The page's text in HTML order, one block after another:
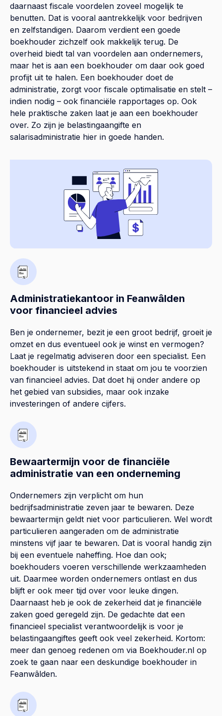
daarnaast fiscale voordelen zoveel mogelijk te
benutten. Dat is vooral aantrekkelijk voor bedrijven
en zelfstandigen. Daarom verdient een goede
boekhouder zichzelf ook makkelijk terug. De
overheid biedt tal van voordelen aan ondernemers,
maar het is aan een boekhouder om daar ook goed
profijt uit te halen. Een boekhouder doet de
administratie, zorgt voor fiscale optimalisatie en stelt –
indien nodig – ook financiële rapportages op. Ook
hele praktische zaken laat je aan een boekhouder
over. Zo zijn je belastingaangifte en
salarisadministratie hier in goede handen.
Administratiekantoor in Feanwâlden
voor financieel advies
Ben je ondernemer, bezit je een groot bedrijf, groeit je
omzet en dus eventueel ook je winst en vermogen?
Laat je regelmatig adviseren door een specialist. Een
boekhouder is uitstekend in staat om jou te voorzien
van financieel advies. Dat doet hij onder andere op
het gebied van subsidies, maar ook inzake
investeringen of andere cijfers.
Bewaartermijn voor de financiële
administratie van een onderneming
Ondernemers zijn verplicht om hun
bedrijfsadministratie zeven jaar te bewaren. Deze
bewaartermijn geldt niet voor particulieren. Wel wordt
particulieren aangeraden om de administratie
minstens vijf jaar te bewaren. Dat is vooral handig zijn
bij een eventuele naheffing. Hoe dan ook;
boekhouders voeren verschillende werkzaamheden
uit. Daarmee worden ondernemers ontlast en dus
blijft er ook meer tijd over voor leuke dingen.
Daarnaast heb je ook de zekerheid dat je financiële
zaken goed geregeld zijn. De gedachte dat een
financieel specialist verantwoordelijk is voor je
belastingaangiftes geeft ook veel zekerheid. Kortom:
meer dan genoeg redenen om via Boekhouder.nl op
zoek te gaan naar een deskundige boekhouder in
Feanwâlden.